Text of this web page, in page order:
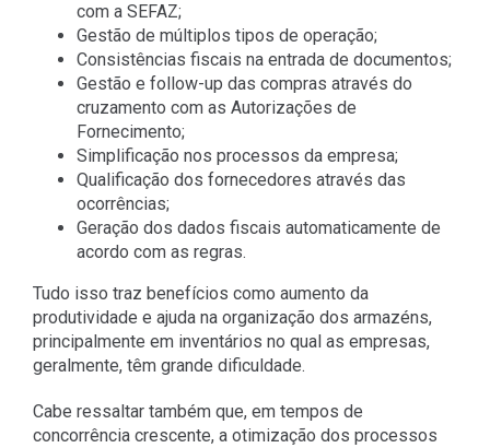
com a SEFAZ;
Gestão de múltiplos tipos de operação;
Consistências fiscais na entrada de documentos;
Gestão e follow-up das compras através do
cruzamento com as Autorizações de
Fornecimento;
Simplificação nos processos da empresa;
Qualificação dos fornecedores através das
ocorrências;
Geração dos dados fiscais automaticamente de
acordo com as regras.
Tudo isso traz benefícios como aumento da
produtividade e ajuda na organização dos armazéns,
principalmente em inventários no qual as empresas,
geralmente, têm grande dificuldade.
Cabe ressaltar também que, em tempos de
concorrência crescente, a otimização dos processos